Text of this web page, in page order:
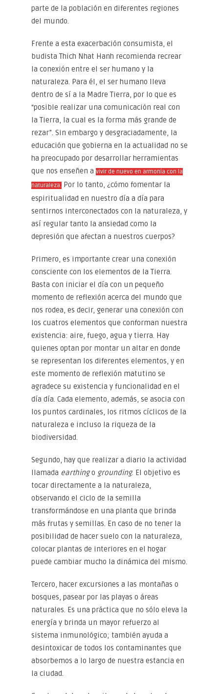
parte de la población en diferentes regiones
del mundo.
Frente a esta exacerbación consumista, el
budista Thich Nhat Hanh recomienda recrear
la conexión entre el ser humano y la
naturaleza. Para él, el ser humano lleva
dentro de sí a la Madre Tierra, por lo que es
“posible realizar una comunicación real con
la Tierra, la cual es la forma más grande de
rezar”. Sin embargo y desgraciadamente, la
educación que gobierna en la actualidad no se
ha preocupado por desarrollar herramientas
que nos enseñen a vivir de nuevo en armonía con la
naturaleza. Por lo tanto, ¿cómo fomentar la
espiritualidad en nuestro día a día para
sentirnos interconectados con la naturaleza, y
así regular tanto la ansiedad como la
depresión que afectan a nuestros cuerpos?
Primero, es importante crear una conexión
consciente con los elementos de la Tierra.
Basta con iniciar el día con un pequeño
momento de reflexión acerca del mundo que
nos rodea, es decir, generar una conexión con
los cuatros elementos que conforman nuestra
existencia: aire, fuego, agua y tierra. Hay
quienes optan por montar un altar en donde
se representan los diferentes elementos, y en
este momento de reflexión matutino se
agradece su existencia y funcionalidad en el
día día. Cada elemento, además, se asocia con
los puntos cardinales, los ritmos cíclicos de la
naturaleza e incluso la riqueza de la
biodiversidad.
Segundo, hay que realizar a diario la actividad
llamada earthingo grounding. El objetivo es
tocar directamente a la naturaleza,
observando el ciclo de la semilla
transformándose en una planta que brinda
más frutas y semillas. En caso de no tener la
posibilidad de hacer suelo con la naturaleza,
colocar plantas de interiores en el hogar
puede cambiar mucho la dinámica del mismo.
Tercero, hacer excursiones a las montañas o
bosques, pasear por las playas o áreas
naturales. Es una práctica que no sólo eleva la
energía y brinda un mayor refuerzo al
sistema inmunológico; también ayuda a
desintoxicar de todos los contaminantes que
absorbemos a lo largo de nuestra estancia en
la ciudad.